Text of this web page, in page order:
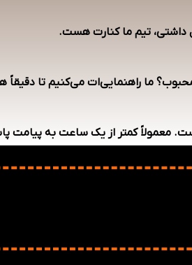
داشتی، تیم ما کنارت هست.
ما راهنمایی‌ات می‌کنیم تا